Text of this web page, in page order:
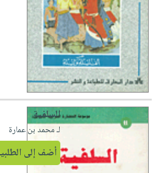
السلفية
لـ محمد بن عمارة
أضف إلى